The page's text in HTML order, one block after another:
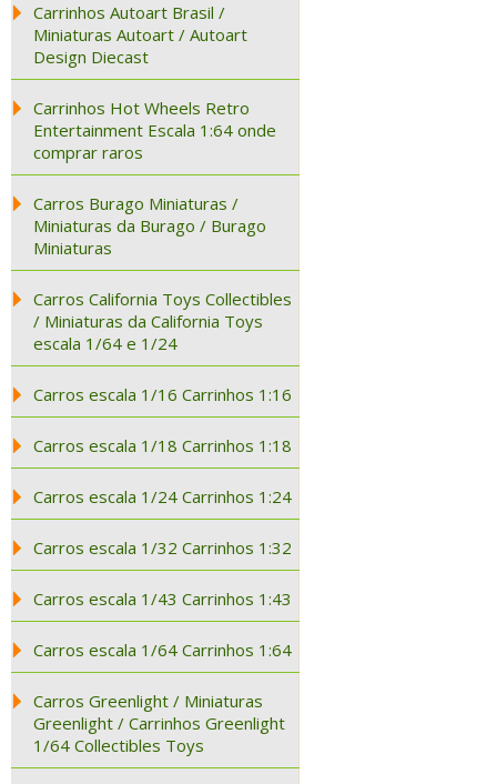
Carrinhos Autoart Brasil /
Miniaturas Autoart / Autoart
Design Diecast
Carrinhos Hot Wheels Retro
Entertainment Escala 1:64 onde
comprar raros
Carros Burago Miniaturas /
Miniaturas da Burago / Burago
Miniaturas
Carros California Toys Collectibles
/ Miniaturas da California Toys
escala 1/64 e 1/24
Carros escala 1/16 Carrinhos 1:16
Carros escala 1/18 Carrinhos 1:18
Carros escala 1/24 Carrinhos 1:24
Carros escala 1/32 Carrinhos 1:32
Carros escala 1/43 Carrinhos 1:43
Carros escala 1/64 Carrinhos 1:64
Carros Greenlight / Miniaturas
Greenlight / Carrinhos Greenlight
1/64 Collectibles Toys